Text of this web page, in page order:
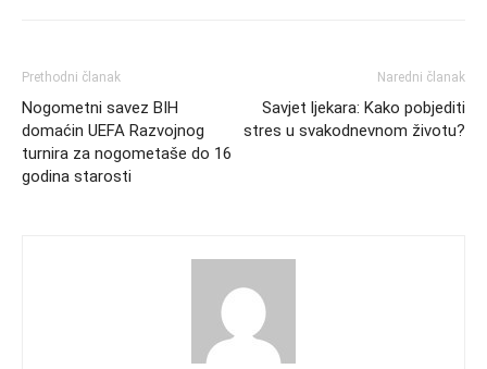
Prethodni članak
Nogometni savez BIH
domaćin UEFA Razvojnog
turnira za nogometaše do 16
godina starosti
Naredni članak
Savjet ljekara: Kako pobjediti
stres u svakodnevnom životu?